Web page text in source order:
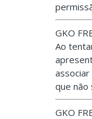
GKO
Ao
que não
GKO